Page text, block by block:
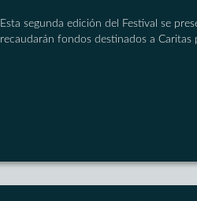
Esta segunda edición del Festival se
recaudarán fondos destinados a